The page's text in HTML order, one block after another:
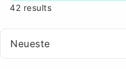
42 results
Neueste